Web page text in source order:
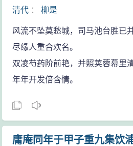
清代 ：柳是
风流不坠莫愁城，司马池台胜已
尽缘人重合欢名。
双凌芍药阶前艳，并照荚蓉幕里
年年开发倍含情。
庸庵同年于甲子重九集饮